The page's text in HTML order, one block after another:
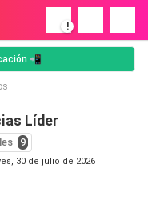
!
📲
Líder
9
30 de julio de 2026